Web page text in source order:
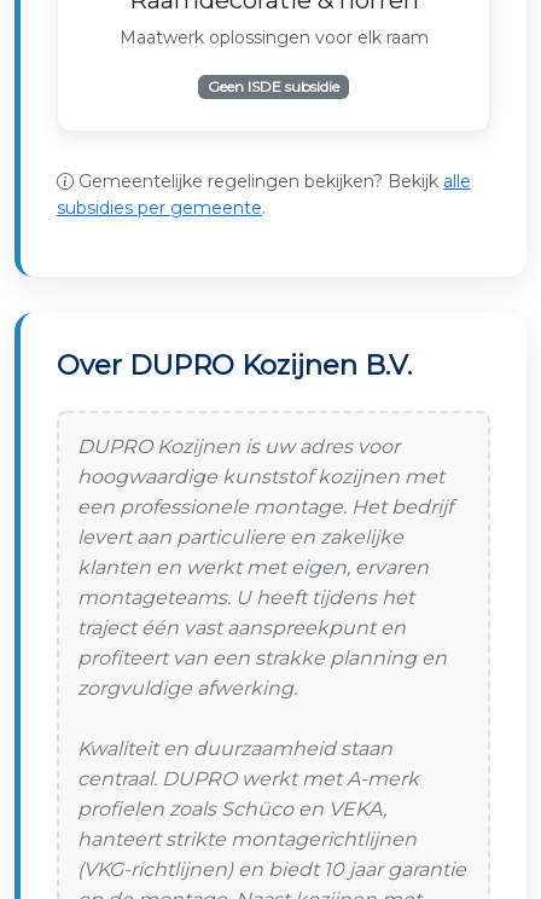
Maatwerk oplossingen voor elk raam
Geen ISDE subsidie
Gemeentelijke regelingen bekijken? Bekijk alle
subsidies per gemeente.
Over DUPRO Kozijnen B.V.
DUPRO Kozijnen is uw adres voor
hoogwaardige kunststof kozijnen met
een professionele montage. Het bedrijf
levert aan particuliere en zakelijke
klanten en werkt met eigen, ervaren
montageteams. U heeft tijdens het
traject één vast aanspreekpunt en
profiteert van een strakke planning en
zorgvuldige afwerking.
Kwaliteit en duurzaamheid staan
centraal. DUPRO werkt met A-merk
profielen zoals Schüco en VEKA,
hanteert strikte montagerichtlijnen
(VKG-richtlijnen) en biedt 10 jaar garantie